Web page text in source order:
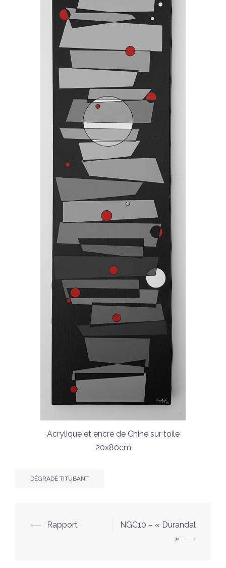
Acrylique et encre de Chine sur toile
20x80cm
DÉGRADÉ TITUBANT
Navigation
⟵ Rapport
NGC10 – « Durandal
» ⟶